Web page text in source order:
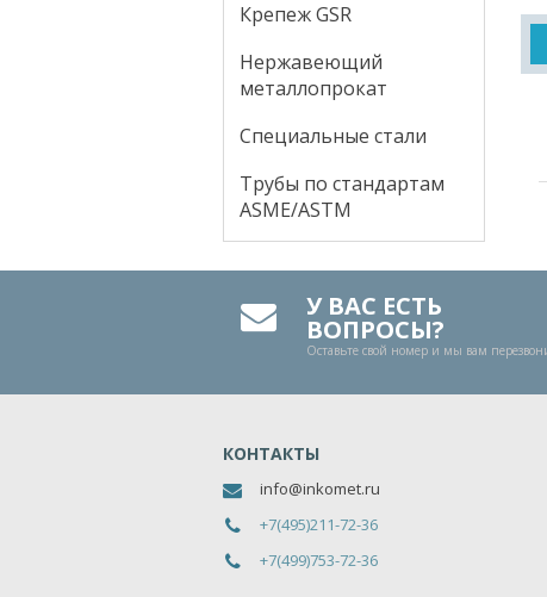
Крепеж GSR
Нержавеющий
металлопрокат
Специальные стали
Трубы по стандартам
ASME/ASTM
У ВАС ЕСТЬ
ВОПРОСЫ?
Оставьте свой номер и мы вам
КОНТАКТЫ
info@inkomet.ru
+7(495)211-72-36
+7(499)753-72-36